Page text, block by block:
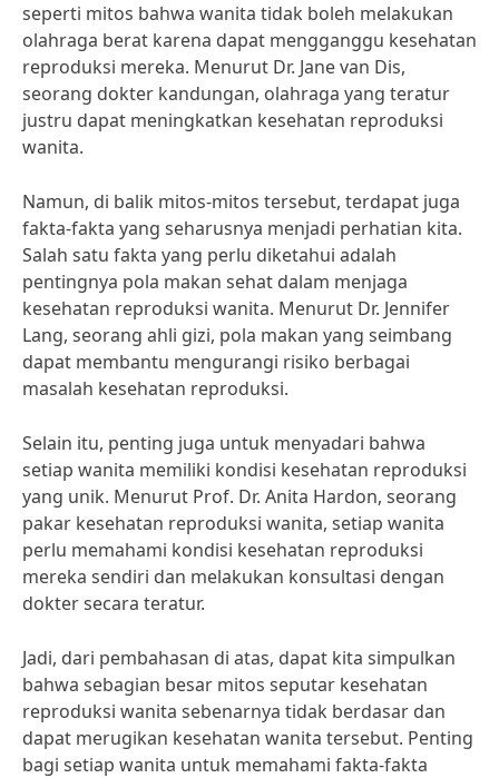
seperti mitos bahwa wanita tidak boleh melakukan
olahraga berat karena dapat mengganggu kesehatan
reproduksi mereka. Menurut Dr. Jane van Dis,
seorang dokter kandungan, olahraga yang teratur
justru dapat meningkatkan kesehatan reproduksi
wanita.
Namun, di balik mitos-mitos tersebut, terdapat juga
fakta-fakta yang seharusnya menjadi perhatian kita.
Salah satu fakta yang perlu diketahui adalah
pentingnya pola makan sehat dalam menjaga
kesehatan reproduksi wanita. Menurut Dr. Jennifer
Lang, seorang ahli gizi, pola makan yang seimbang
dapat membantu mengurangi risiko berbagai
masalah kesehatan reproduksi.
Selain itu, penting juga untuk menyadari bahwa
setiap wanita memiliki kondisi kesehatan reproduksi
yang unik. Menurut Prof. Dr. Anita Hardon, seorang
pakar kesehatan reproduksi wanita, setiap wanita
perlu memahami kondisi kesehatan reproduksi
mereka sendiri dan melakukan konsultasi dengan
dokter secara teratur.
Jadi, dari pembahasan di atas, dapat kita simpulkan
bahwa sebagian besar mitos seputar kesehatan
reproduksi wanita sebenarnya tidak berdasar dan
dapat merugikan kesehatan wanita tersebut. Penting
bagi setiap wanita untuk memahami fakta-fakta